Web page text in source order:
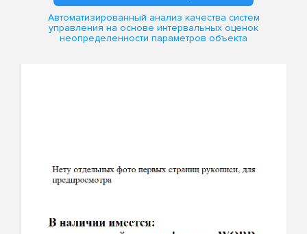
Автоматизированный анализ качества систем
управления на основе интервальных оценок
неопределенности параметров объекта